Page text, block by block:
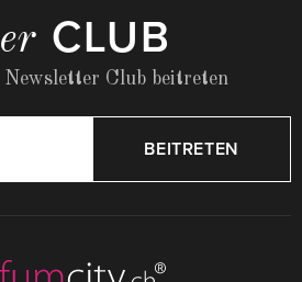
CLUB
Newsletter Club beitreten
BEITRETEN